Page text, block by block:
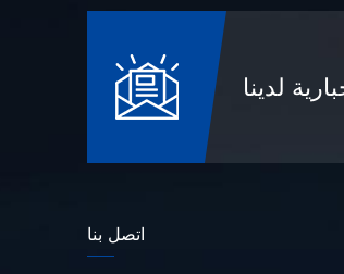
غيار الآلات البترولية
والكيميائية
قطع غيار دقيقة مصنعة
باستخدام الحاسوب
لدينا
اتصل بنا